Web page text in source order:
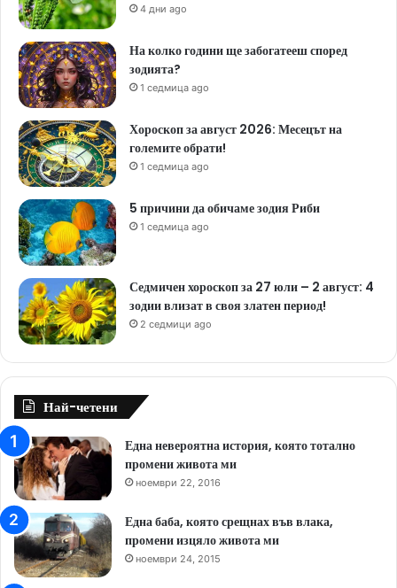
4 дни ago
На колко години ще забогатееш според
зодията?
1 седмица ago
Хороскоп за август 2026: Месецът на
големите обрати!
1 седмица ago
5 причини да обичаме зодия Риби
1 седмица ago
Седмичен хороскоп за 27 юли – 2 август: 4
зодии влизат в своя златен период!
2 седмици ago
Най-четени
Една невероятна история, която тотално
промени живота ми
ноември 22, 2016
Една баба, която срещнах във влака,
промени изцяло живота ми
ноември 24, 2015